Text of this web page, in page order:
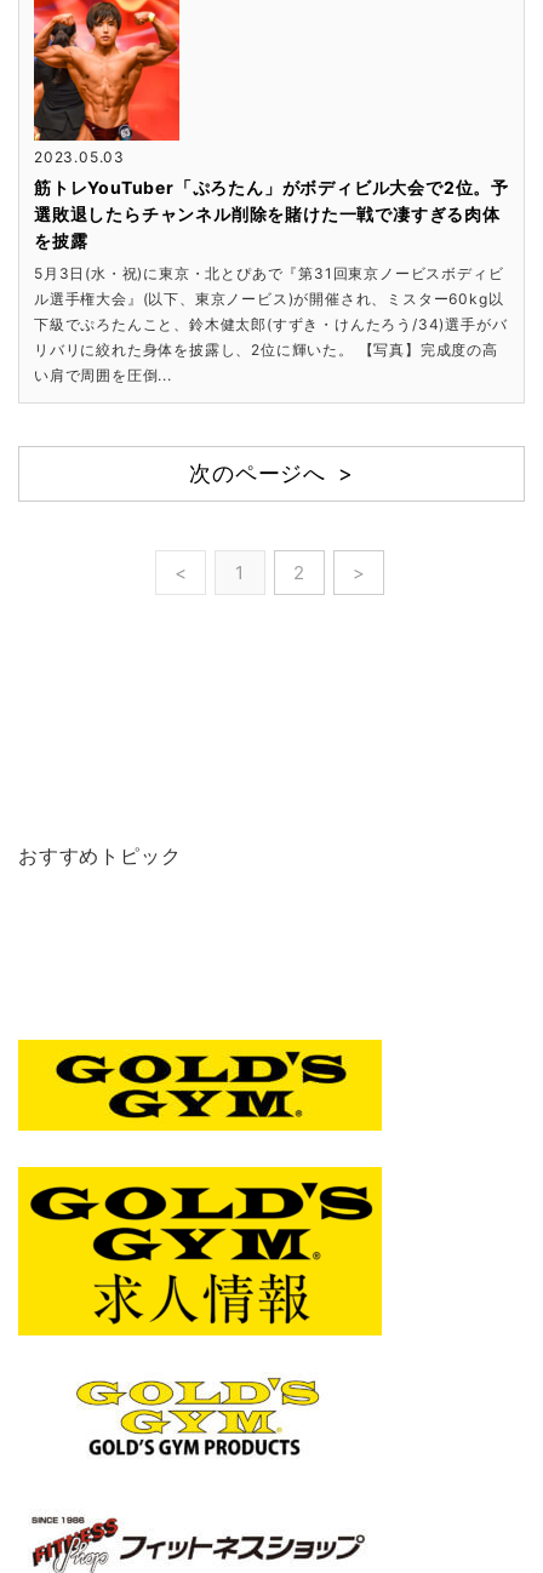
2023.05.03
筋トレYouTuber「ぷろたん」がボディビル大会で2位。予
選敗退したらチャンネル削除を賭けた一戦で凄すぎる肉体
を披露
5月3日(水・祝)に東京・北とぴあで『第31回東京ノービスボディビ
ル選手権大会』(以下、東京ノービス)が開催され、ミスター60kg以
下級でぷろたんこと、鈴木健太郎(すずき・けんたろう/34)選手がバ
リバリに絞れた身体を披露し、2位に輝いた。 【写真】完成度の高
い肩で周囲を圧倒...
次のページへ >
< 1 2 >
おすすめトピック